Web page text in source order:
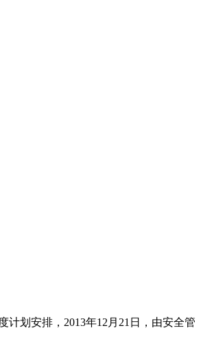
划安排，2013年12月21日，由安全管